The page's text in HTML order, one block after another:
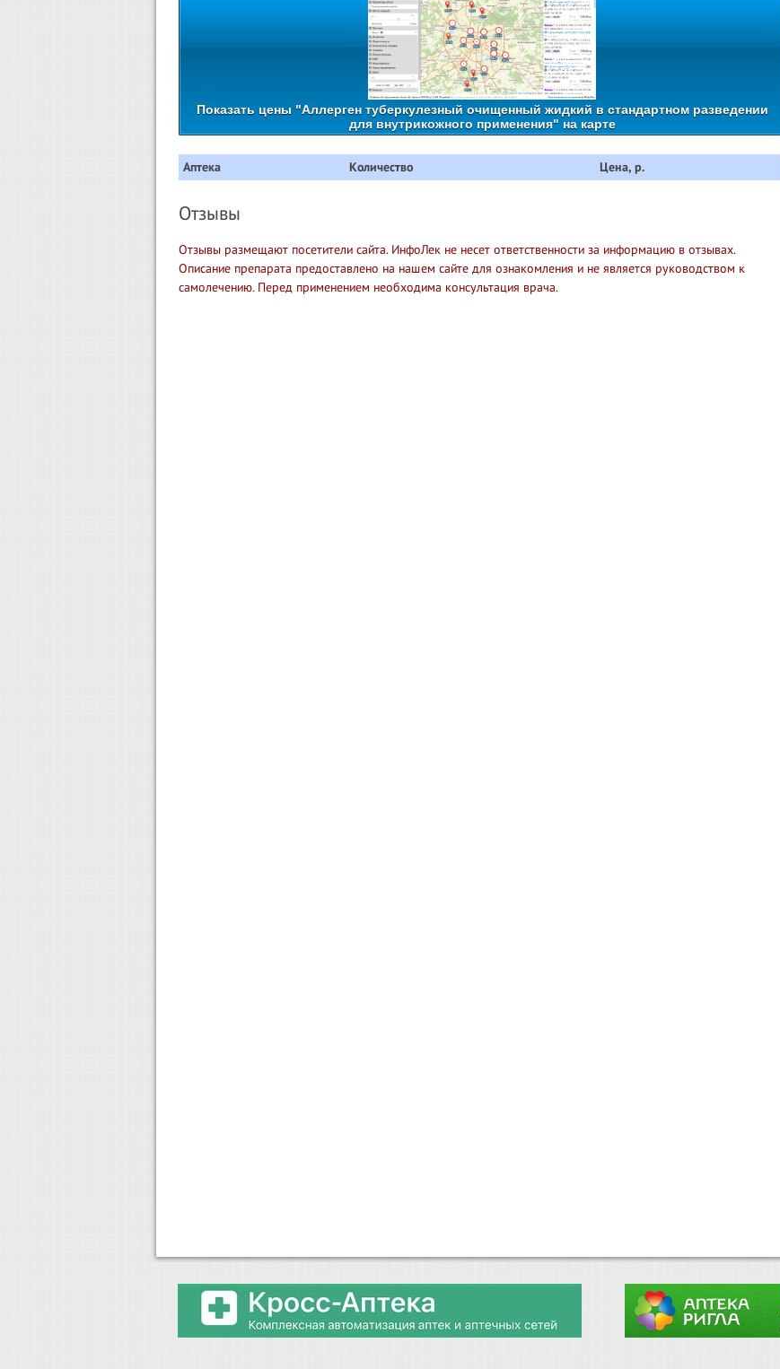
Показать цены "Аллерген туберкулезный очищенный жидкий в стандартном разведении
для внутрикожного применения" на карте
Аптека Количество Цена, р.
Отзывы
Отзывы размещают посетители сайта. ИнфоЛек не несет ответственности за информацию в отзывах.
Описание препарата предоставлено на нашем сайте для ознакомления и не является руководством к
самолечению. Перед применением необходима консультация врача.